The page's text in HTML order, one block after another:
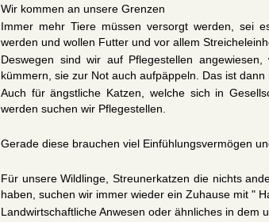
Wir kommen an unsere Grenzen
Immer mehr Tiere müssen versorgt werden, sei
werden und wollen Futter und vor allem
Deswegen sind wir auf Pflegestellen
kümmern, sie zur Not auch aufpäppeln. Das ist
Auch für ängstliche Katzen, welche sich in
werden suchen wir Pflegestellen.
Gerade diese brauchen viel Einfühlungsvermögen
Für unsere Wildlinge, Streunerkatzen die nichts
haben, suchen wir immer wieder ein Zuhause mit "
Landwirtschaftliche Anwesen oder ähnliches in dem